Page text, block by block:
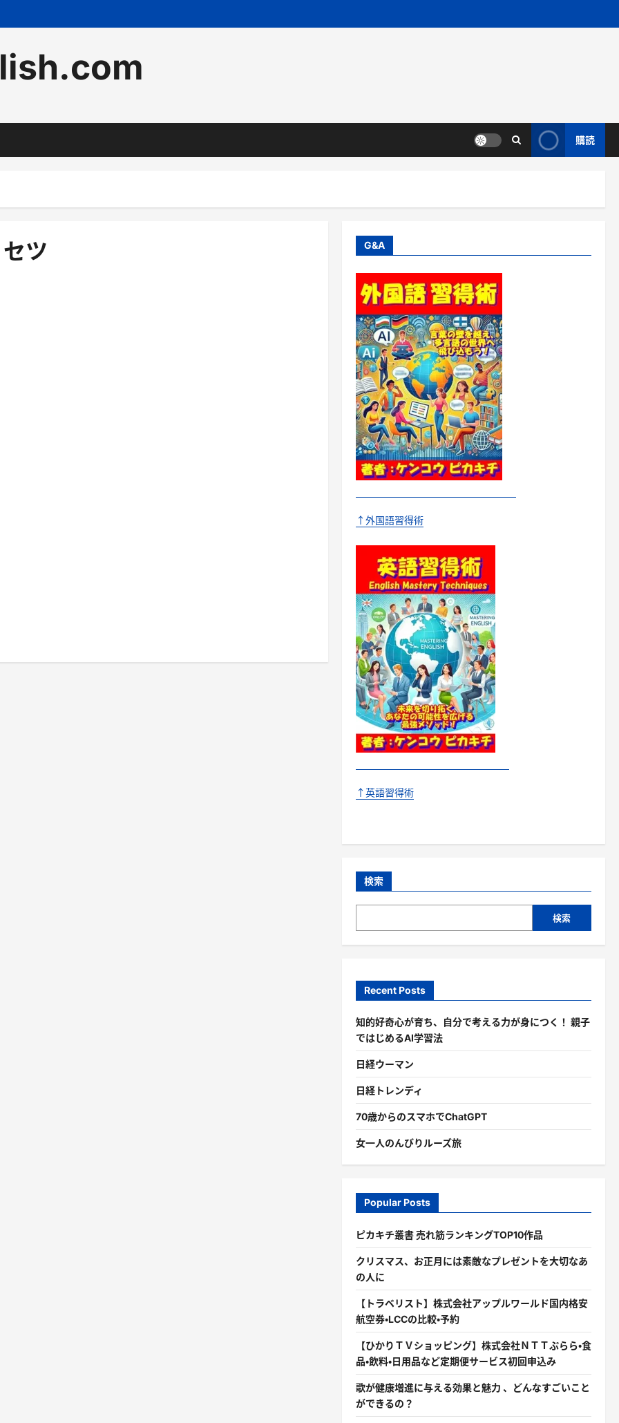
購読
ツ G&A
↑外国語習得術
↑英語習得術
検索
検索
Recent Posts
知的好奇心が育ち、自分で考える力が身につく！ 親子
ではじめるAI学習法
日経ウーマン
日経トレンディ
70歳からのスマホでChatGPT
女一人のんびりルーズ旅
Popular Posts
ピカキチ叢書 売れ筋ランキングTOP10作品
クリスマス、お正月には素敵なプレゼントを大切なあ
の人に
【トラベリスト】株式会社アップルワールド国内格安
航空券・LCCの比較・予約
【ひかりＴＶショッピング】株式会社ＮＴＴぷらら・食
品・飲料・日用品など定期便サービス初回申込み
歌が健康増進に与える効果と魅力 、どんなすごいこと
ができるの？